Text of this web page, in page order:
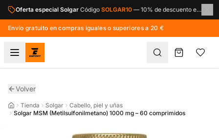
Saltar al contenido principal
Oferta especial Solgar Código SOLGAR10 — 10% de descuento en toda la marca Solgar.
Envío gratuito en compras iguales o superiores a 20 €
Volver
Tienda Solgar
Cabello, piel y uñas
Solgar MSM (Metilsulfonilmetano) 1000 mg – 60 comprimidos